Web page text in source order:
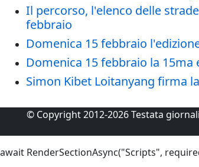
Il percorso, l'elenco delle
febbraio
Domenica 15 febbraio
Domenica 15 febbraio la
Simon Kibet Loitanyang firma
© Copyright 2012-2026 Testata
await RenderSectionAsync("Scripts",